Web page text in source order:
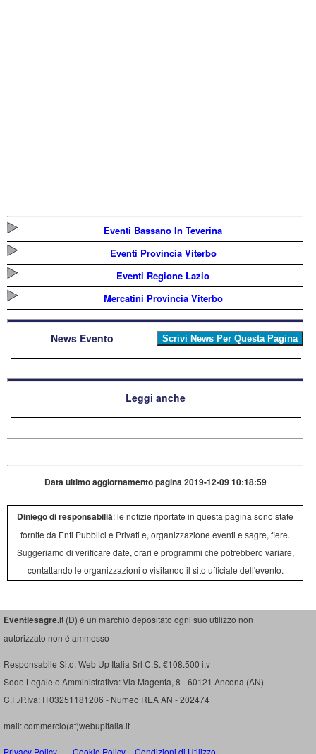
Eventi Bassano In Teverina
Eventi Provincia Viterbo
Eventi Regione Lazio
Mercatini Provincia Viterbo
News Evento
Leggi anche
Data ultimo aggiornamento pagina 2019-12-09 10:18:59
Diniego di responsabilià: le notizie riportate in questa pagina sono state
fornite da Enti Pubblici e Privati e, organizzazione eventi e sagre, fiere.
Suggeriamo di verificare date, orari e programmi che potrebbero variare,
contattando le organizzazioni o visitando il sito ufficiale dell'evento.
Eventiesagre.it (D) é un marchio depositato ogni suo utilizzo non
autorizzato non é ammesso
Responsabile Sito: Web Up Italia Srl C.S. €108.500 i.v
Sede Legale e Amministrativa: Via Magenta, 8 - 60121 Ancona (AN)
C.F./P.Iva: IT03251181206 - Numeo REA AN - 202474
mail: commercio(at)webupitalia.it